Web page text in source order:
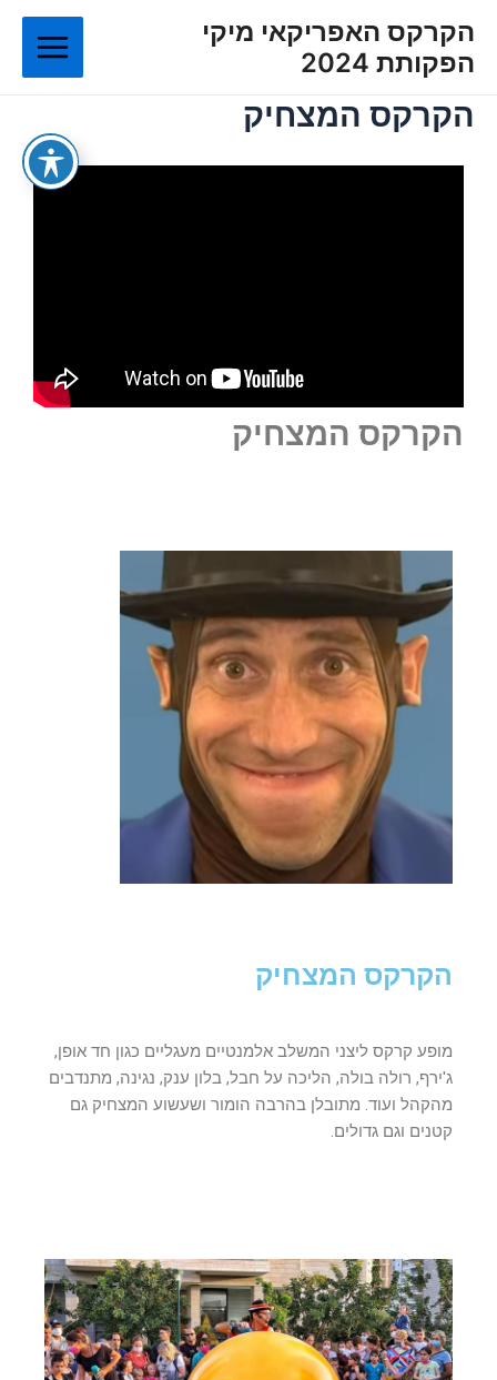
לתוכןהקרקס האפריקאי מיקי
הפקותת 2024
Main
Menu
הקרקס המצחיק
הקרקס המצחיק
הקרקס המצחיק
מופע קרקס ליצני המשלב אלמנטיים מעגליים כגון חד אופן,
ג'ירף, רולה בולה, הליכה על חבל, בלון ענק, נגינה, מתנדבים
מהקהל ועוד. מתובלן בהרבה הומור ושעשוע המצחיק גם
קטנים וגם גדולים.